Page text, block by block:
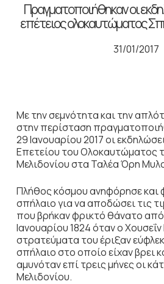
Πραγματοποιήθηκαν οι
επέτειος ολοκαυτώματος
31/01/2017
Με την σεμνότητα και την
στην περίσταση
29 Ιανουαρίου 2017 οι
Επετείου του Ολοκαυτώματος
Μελιδονίου στα Ταλέα Όρη
Πλήθος κόσμου ανηφόρησε και
σπήλαιο για να αποδώσει τις
που βρήκαν φρικτό θάνατο
Ιανουαρίου 1824 όταν ο
στρατεύματα του έριξαν
σπήλαιο στο οποίο είχαν βρει
αμυνόταν επί τρεις μήνες οι
Μελιδονίου.